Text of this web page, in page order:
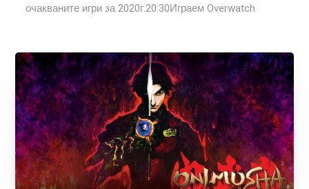
очакваните игри за 2020г.20:30Играем Overwatch